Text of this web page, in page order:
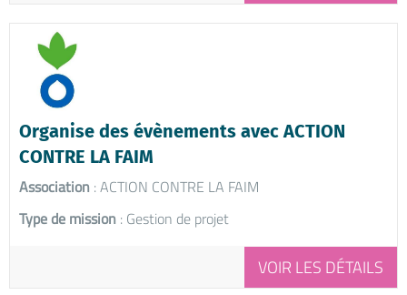
Organise des évènements avec ACTION
CONTRE LA FAIM
Association : ACTION CONTRE LA FAIM
Type de mission : Gestion de projet
VOIR LES DÉTAILS